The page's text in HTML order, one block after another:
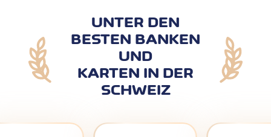
UNTER DEN
BESTEN BANKEN
UND
KARTEN IN DER
SCHWEIZ